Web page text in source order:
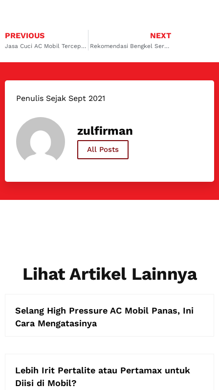
PREVIOUS
Jasa Cuci AC Mobil Tercepat dan Termurah di Surabaya Barat: Solusi Mudah untuk Kendaraan Anda
NEXT
Rekomendasi Bengkel Service AC Mobil Mitsubishi Kelapa Gading dan Cempaka Putih untuk Atasi Berbagai Masalah AC Mobil!
Penulis Sejak Sept 2021
zulfirman
All Posts
Lihat Artikel Lainnya
Selang High Pressure AC Mobil Panas, Ini
Cara Mengatasinya
Lebih Irit Pertalite atau Pertamax untuk
Diisi di Mobil?